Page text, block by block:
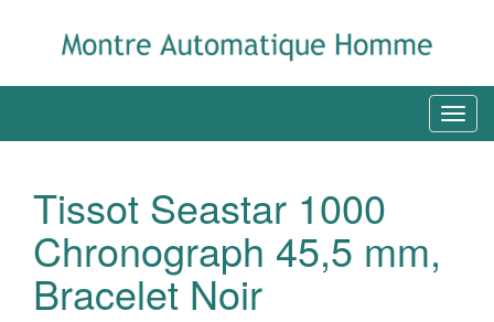
Tissot Seastar 1000
Chronograph 45,5 mm,
Bracelet Noir